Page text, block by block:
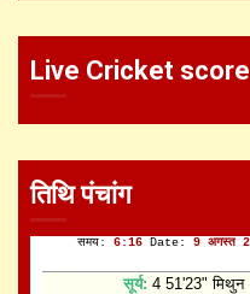
Live Cricket score
तिथि पंचांग